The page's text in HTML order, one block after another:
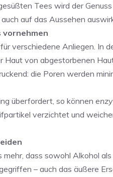
Tees wird der
auf das Aussehen
vornehmen
verschiedene Anliegen. In
Haut von abgestorbenen
die Poren werden
überfordert, so können
verzichtet und
mehr, dass sowohl Alkohol
– auch das äußere